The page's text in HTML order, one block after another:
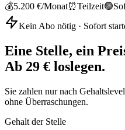
💰5.200 €/Monat⏰Teilzeit🟢
Kein Abo nötig · Sofort
Eine Stelle, ein
Ab 29 € loslegen.
Sie zahlen nur nach
ohne Überraschungen.
Gehalt der Stelle